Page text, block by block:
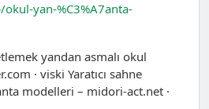
yan-%C3%A7anta-
yandan asmalı okul
· viski Yaratıcı sahne
modelleri – midori-act.net ·